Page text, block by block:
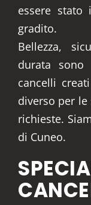
essere stato
gradito.
Bellezza,
durata sono
cancelli
diverso per
richieste.
di Cuneo.